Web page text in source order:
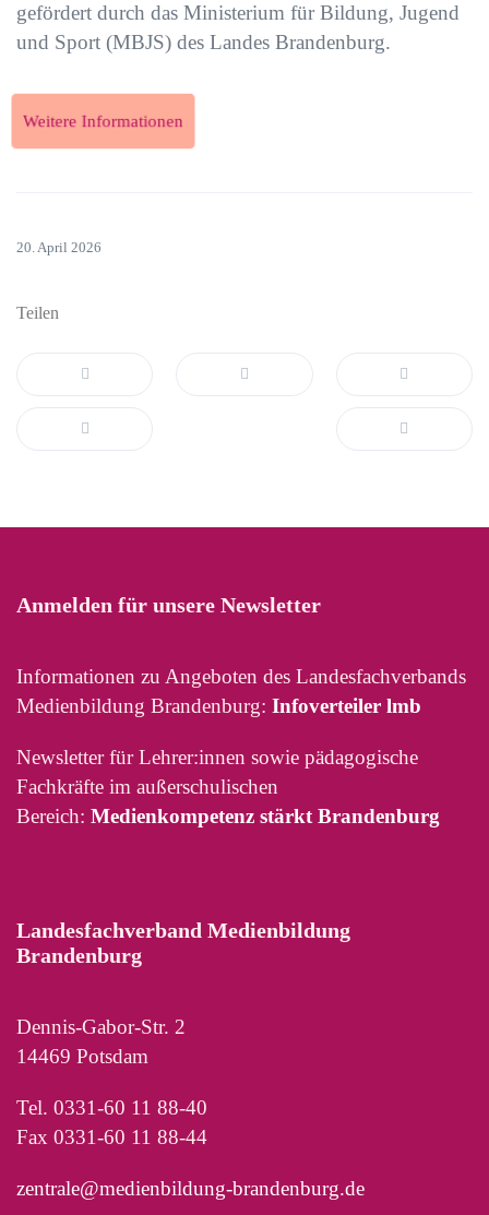
gefördert durch das Ministerium für Bildung, Jugend
und Sport (MBJS) des Landes Brandenburg.
Weitere Informationen
20. April 2026
Teilen
Anmelden für unsere Newsletter
Informationen zu Angeboten des Landesfachverbands
Medienbildung Brandenburg: Infoverteiler lmb
Newsletter für Lehrer:innen sowie pädagogische
Fachkräfte im außerschulischen
Bereich: Medienkompetenz stärkt Brandenburg
Landesfachverband Medienbildung
Brandenburg
Dennis-Gabor-Str. 2
14469 Potsdam
Tel. 0331-60 11 88-40
Fax 0331-60 11 88-44
zentrale@medienbildung-brandenburg.de